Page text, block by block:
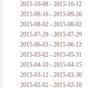
2015-10-08 - 2015-10-12
2015-09-16 - 2015-09-26
2015-08-02 - 2015-08-02
2015-07-29 - 2015-07-29
2015-06-03 - 2015-06-12
2015-05-02 - 2015-05-31
2015-04-10 - 2015-04-15
2015-03-12 - 2015-03-30
2015-02-02 - 2015-02-18